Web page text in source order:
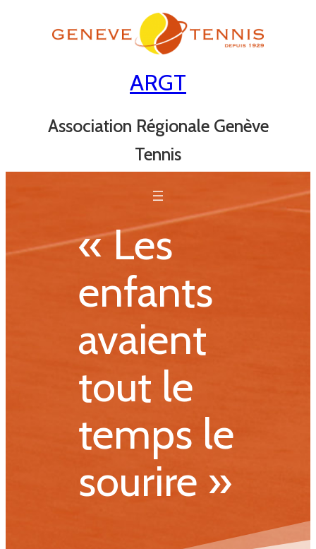
ARGT
Association Régionale Genève
Tennis
« Les
enfants
avaient
tout le
temps le
sourire »